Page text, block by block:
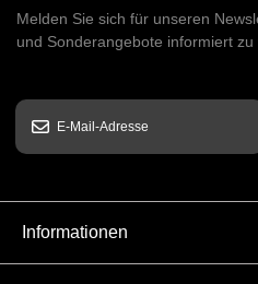
Melden Sie sich für unseren
und Sonderangebote informiert zu
Informationen